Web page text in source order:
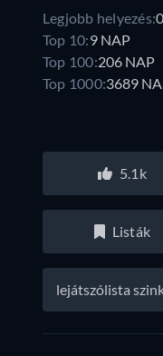
Legjobb helyezés:
Top 10:9 NAP
Top 100:206 NAP
Top 1000:3689
5.1k
Listák
A lejátszólista